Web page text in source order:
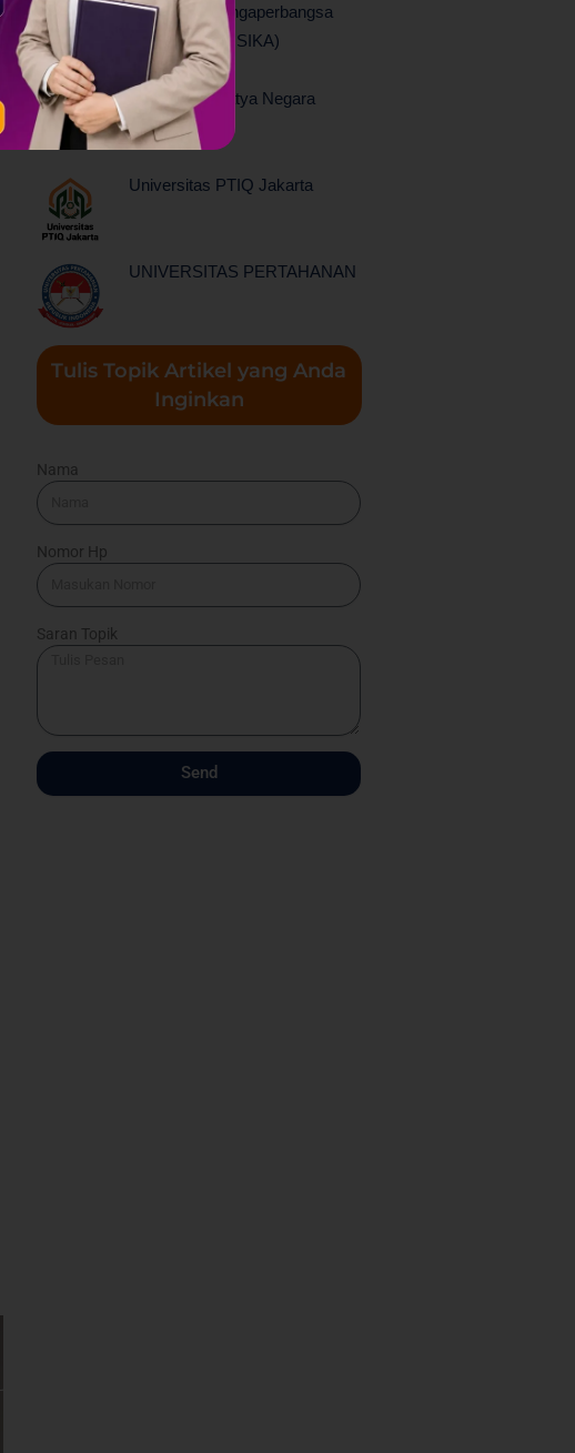
Universitas Singaperbangsa
Karawang (UNSIKA)
Universitas Satya Negara
Indonesia
Universitas PTIQ Jakarta
UNIVERSITAS PERTAHANAN
Tulis Topik Artikel yang Anda
Inginkan
Nama
Nomor Hp
Saran Topik
Send